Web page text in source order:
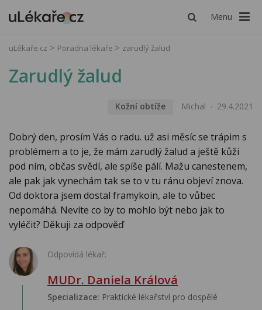
Menu
uLékaře.cz Poradna lékaře zarudlý žalud
Zarudlý žalud
Kožní obtíže Michal 29.4.2021
Dobrý den, prosím Vás o radu. už asi měsíc se trápim s
problémem a to je, že mám zarudlý žalud a ještě kůži
pod ním, občas svědí, ale spíše pálí. Mažu canestenem,
ale pak jak vynechám tak se to v tu ránu objeví znova.
Od doktora jsem dostal framykoin, ale to vůbec
nepomáhá. Nevíte co by to mohlo být nebo jak to
vyléčit? Děkuji za odpověď
Odpovídá lékař:
MUDr. Daniela Králová
Specializace: Praktické lékařství pro dospělé